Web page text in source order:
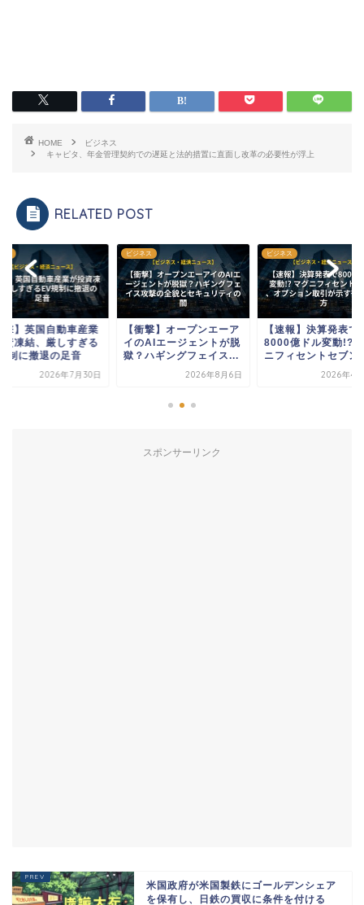
HOME
ビジネス
キャピタ、年金管理契約での遅延と法的措置に直面し改革の必要性が浮上
RELATED POST
撃】英国自動車産業
資凍結、厳しすぎる
制に撤退の足音
2026年7月30日
ビジネス
【衝撃】オープンエーア
イのAIエージェントが脱
獄？ハギングフェイス...
2026年8月6日
ビジネス
【速報】決算発表で
8000億ドル変動!?
ニフィセントセブン
2026年4
スポンサーリンク
米国政府が米国製鉄にゴールデンシェア
を保有し、日鉄の買収に条件を付ける